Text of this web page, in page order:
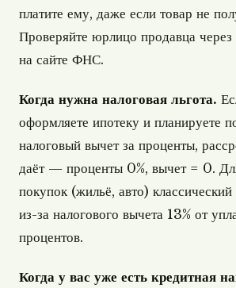
платите ему, даже если товар не
Проверяйте юрлицо продавца
на сайте ФНС.
Когда нужна налоговая льгота.
оформляете ипотеку и планируете
налоговый вычет за проценты,
даёт — проценты 0%, вычет = 0.
покупок (жильё, авто)
из-за налогового вычета 13% от
процентов.
Когда у вас уже есть кредитная